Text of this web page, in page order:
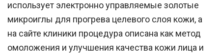
использует электронно управляемые золотые
микроиглы для прогрева целевого слоя кожи, а
на сайте клиники процедура описана как метод
омоложения и улучшения качества кожи лица и